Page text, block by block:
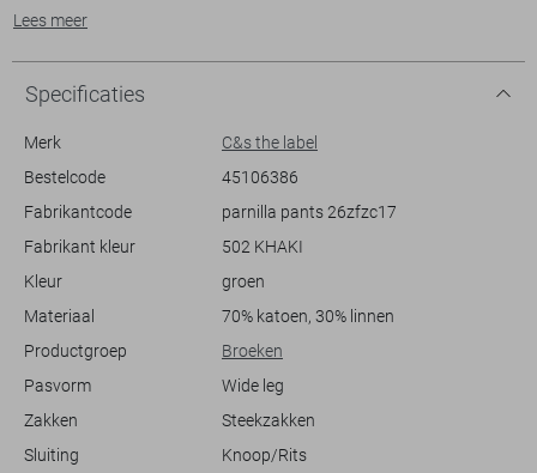
leg pasvorm en steekzakken combineert de broek functionaliteit met
basis die veelzijdig te combineren is, terwijl de knoop/ritssluiting
bijdraagt aan een verfijnde look.
Deze casual broek met een normale lengte en regular waist is perfect
voor: een strandwandeling met een luchtige top of een stedentrip
gecombineerd met een casual trui. De stof voelt licht aan op de huid,
waardoor je je de hele dag comfortabel blijft voelen. Door de tijdloze
nu de stad in gaat voor een lunchdate of een rustige dag in de natuur
plant, dit kledingstuk past bij elke setting.
Lees meer
Specificaties
Merk
C&s the label
Bestelcode
45106386
Fabrikantcode
parnilla pants 26zfzc17
Fabrikant kleur
502 KHAKI
Kleur
groen
Materiaal
70% katoen, 30% linnen
Productgroep
Broeken
Pasvorm
Wide leg
Zakken
Steekzakken
Sluiting
Knoop/Rits